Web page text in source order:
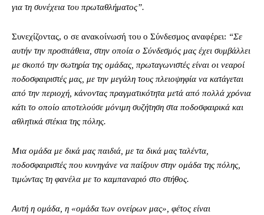
για τη συνέχεια του πρωταθλήματος”.
Συνεχίζοντας, ο σε ανακοίνωσή του ο Σύνδεσμος αναφέρει: “Σε
αυτήν την προσπάθεια, στην οποία ο Σύνδεσμός μας έχει συμβάλλει
με σκοπό την σωτηρία της ομάδας, πρωταγωνιστές είναι οι νεαροί
ποδοσφαιριστές μας, με την μεγάλη τους πλειοψηφία να κατάγεται
από την περιοχή, κάνοντας πραγματικότητα μετά από πολλά χρόνια
κάτι το οποίο αποτελούσε μόνιμη συζήτηση στα ποδοσφαιρικά και
αθλητικά στέκια της πόλης.
Μια ομάδα με δικά μας παιδιά, με τα δικά μας ταλέντα,
ποδοσφαιριστές που κυνηγάνε να παίξουν στην ομάδα της πόλης,
τιμώντας τη φανέλα με το καμπαναριό στο στήθος.
Αυτή η ομάδα, η «ομάδα των ονείρων μας», φέτος είναι